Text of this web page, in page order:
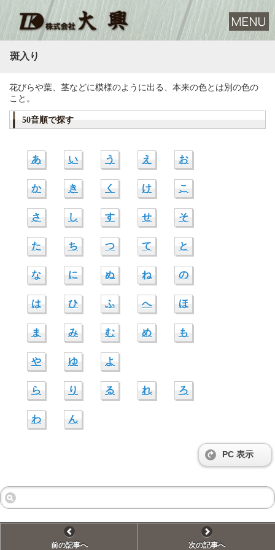
斑入り
花びらや葉、茎などに模様のように出る、本来の色とは別の色の
こと。
50音順で探す
あ い う え お
か き く け こ
さ し す せ そ
た ち つ て と
な に ぬ ね の
は ひ ふ へ ほ
ま み む め も
や ゆ よ
ら り る れ ろ
わ ん
PC 表示
前の記事へ 次の記事へ